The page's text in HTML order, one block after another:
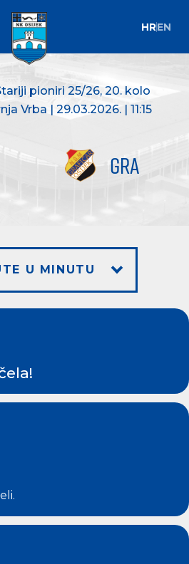
HREN
pioniri 25/26, 20. kolo
Vrba | 29.03.2026. | 11:15
GRA
U MINUTU
.